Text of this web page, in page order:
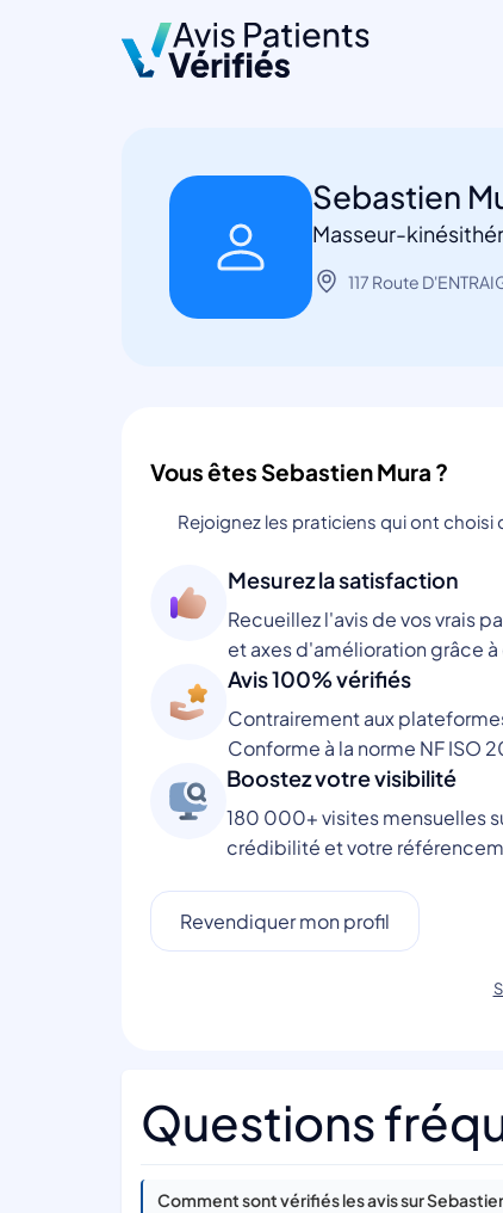
Sebastien
Masseur-
117 Route
Vous êtes Sebastien Mura ?
Rejoignez les praticiens qui ont
Mesurez la satisfaction
Recueillez l'avis de vos vrais
et axes d'amélioration grâce
Avis 100% vérifiés
Contrairement aux
Conforme à la norme NF ISO
Boostez votre visibilité
180 000+ visites mensuelles
crédibilité et votre
Revendiquer mon profil
Questions
Comment sont vérifiés les avis sur